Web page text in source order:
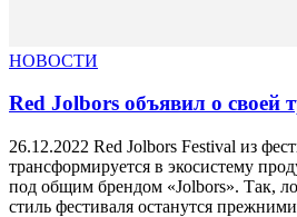
НОВОСТИ
Red Jolbors объявил о своей
26.12.2022 Red Jolbors Festival из
трансформируется в экосистему
под общим брендом «Jolbors». Так,
стиль фестиваля останутся